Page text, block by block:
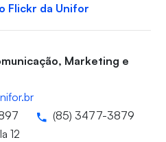
Flickr da Unifor
Marketing e
(85) 3477-3879
12